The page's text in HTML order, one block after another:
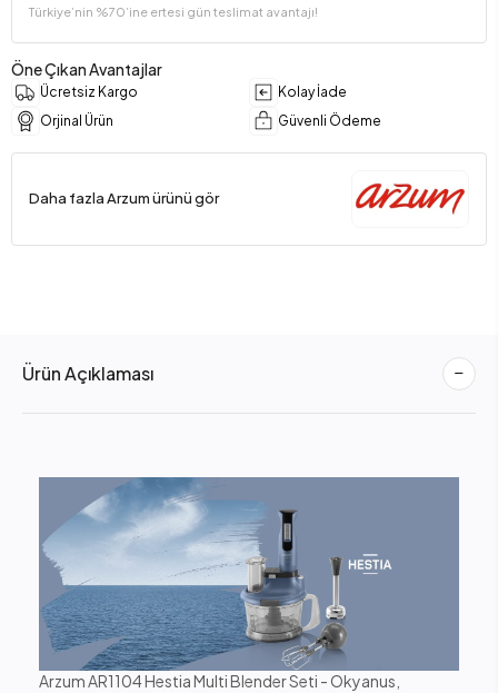
Türkiye’nin %70’ine ertesi gün teslimat avantajı!
Öne Çıkan Avantajlar
Ücretsiz Kargo
Kolay İade
Orjinal Ürün
Güvenli Ödeme
Daha fazla Arzum ürünü gör
Ürün Açıklaması
Arzum AR1104 Hestia Multi Blender Seti - Okyanus,